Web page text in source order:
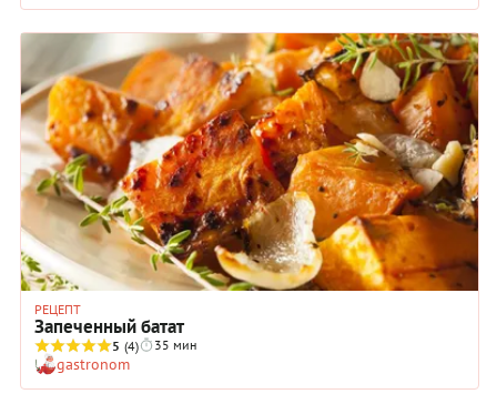
РЕЦЕПТ
Запеченный батат
5 (4) 35 мин
gastronom